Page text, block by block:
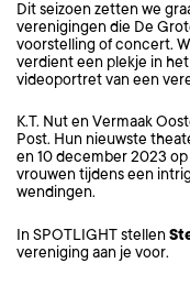
Dit seizoen zetten we
verenigingen die De
voorstelling of concert.
verdient een plekje in
videoportret van een
K.T. Nut en Vermaak
Post. Hun nieuwste
en 10 december 2023
vrouwen tijdens een
wendingen.
In SPOTLIGHT stellen
vereniging aan je voor.